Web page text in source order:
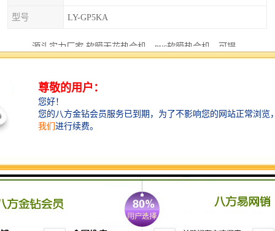
型号 LY-GP5KA
源头实力厂家 软膜天花热合机，pvc软膜热合机，可提
膜、室内膜、艺术天花的加工，还可以用于其它PVC、
PU、皮革加工。我公司在供应各类机器的同时，同时提
供各种配套模具的定做。